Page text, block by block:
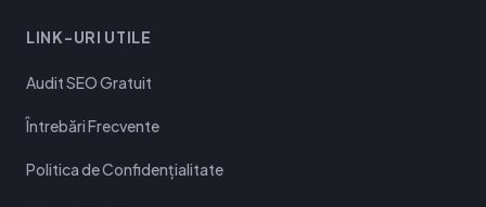
LINK-URI UTILE
Audit SEO Gratuit
Întrebări Frecvente
Politica de Confidențialitate